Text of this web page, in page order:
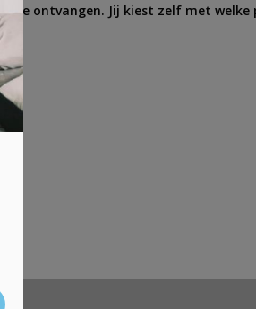
te ontvangen. Jij kiest zelf met welke